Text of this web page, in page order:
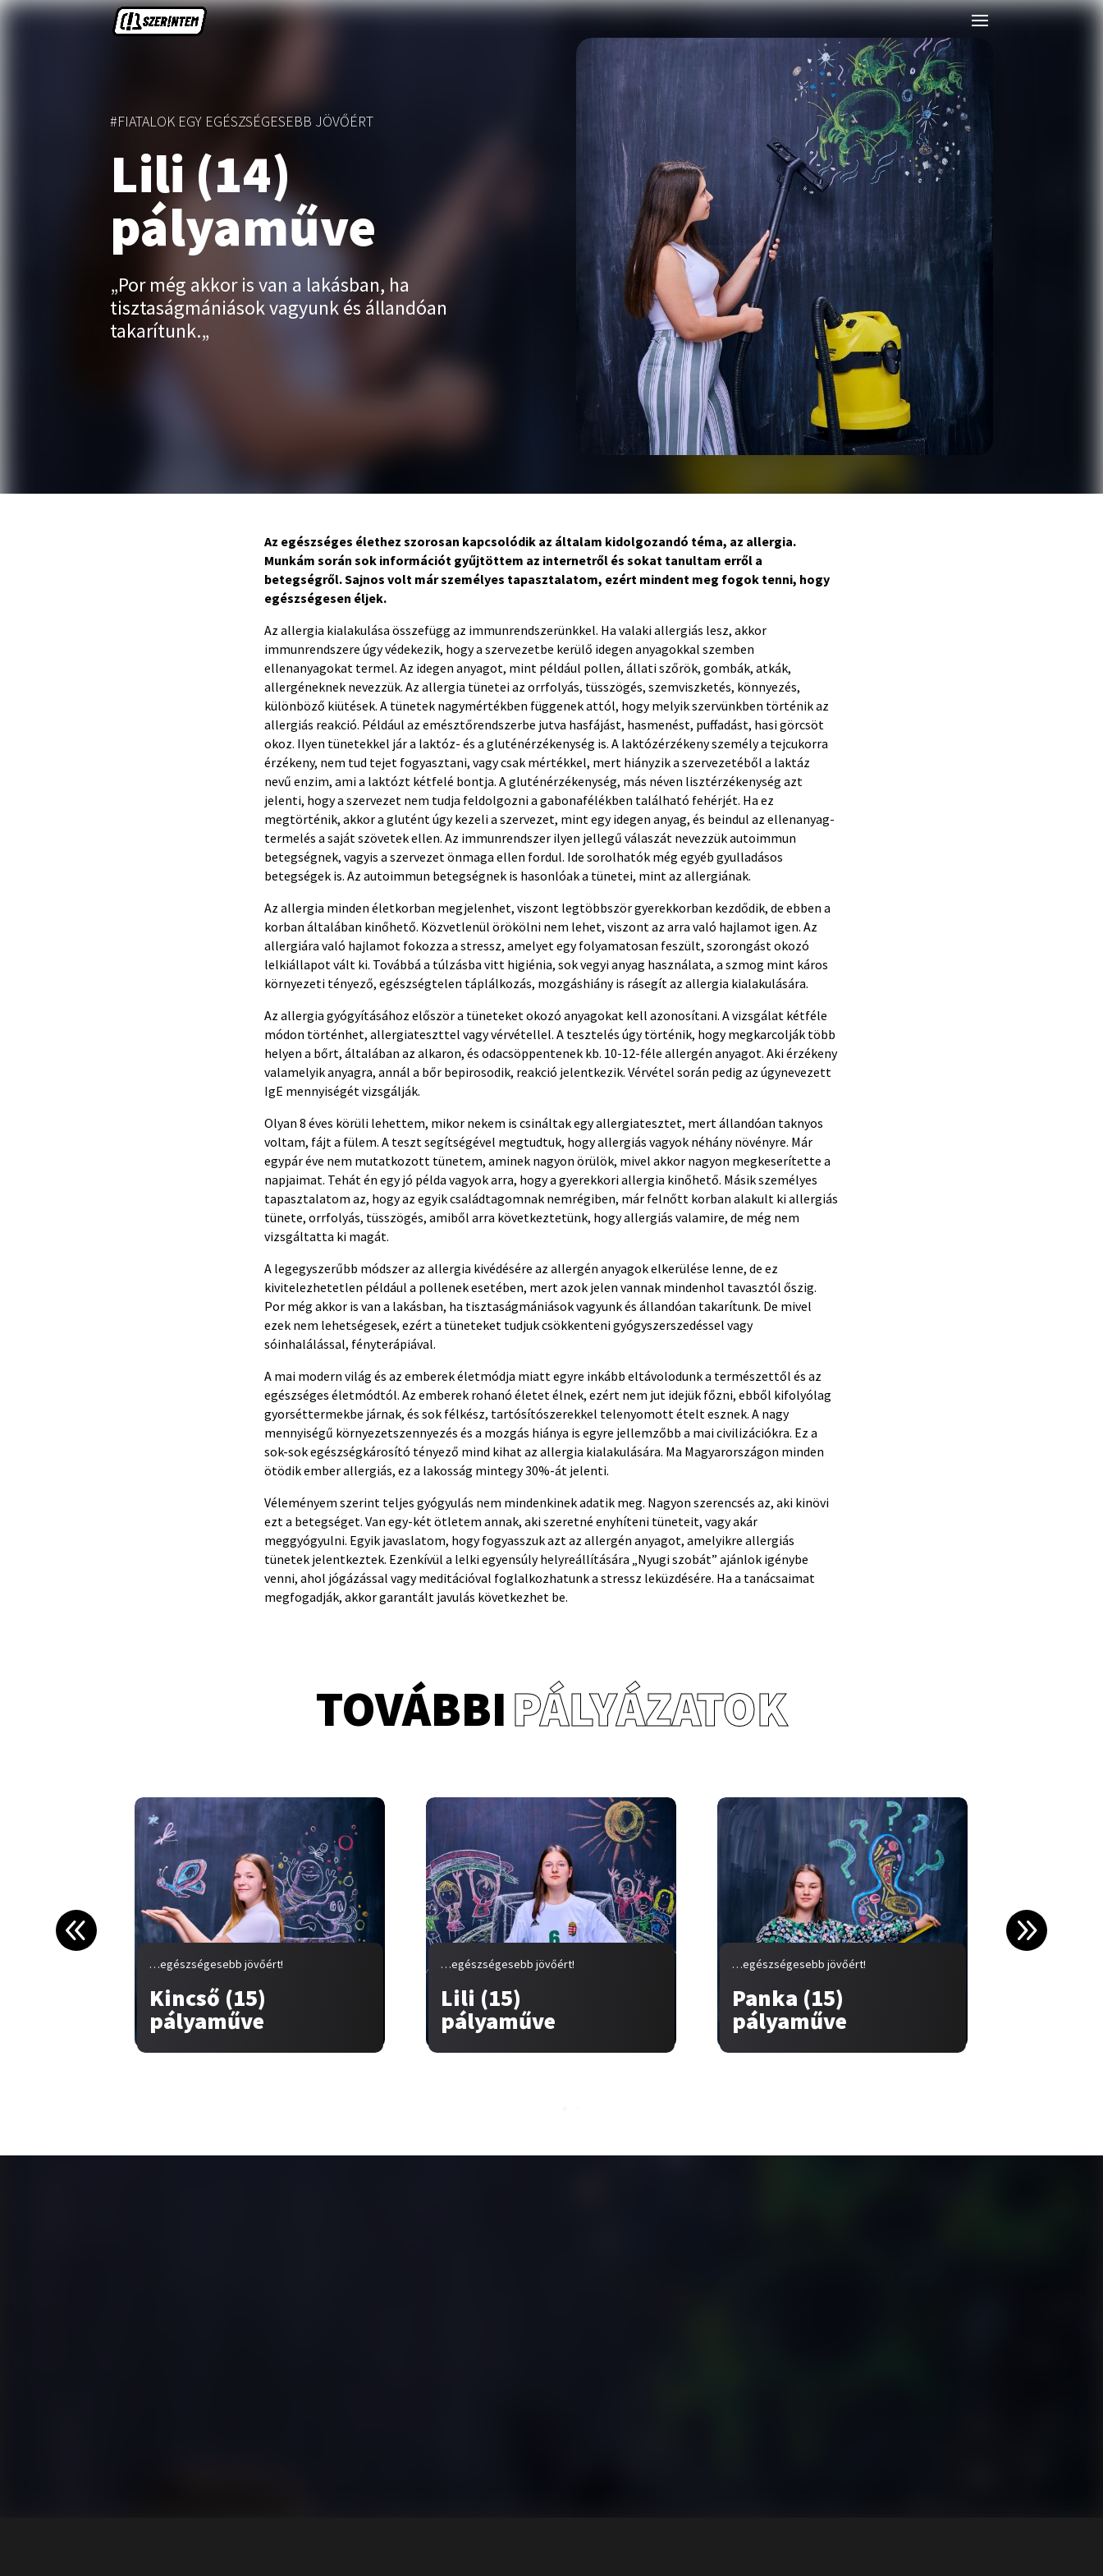
#FIATALOK EGY EGÉSZSÉGESEBB JÖVŐÉRT
Lili (14)
pályaműve
„Por még akkor is van a lakásban, ha
tisztaságmániások vagyunk és állandóan
takarítunk.„
Az egészséges élethez szorosan kapcsolódik az általam kidolgozandó téma, az allergia.
Munkám során sok információt gyűjtöttem az internetről és sokat tanultam erről a
betegségről. Sajnos volt már személyes tapasztalatom, ezért mindent meg fogok tenni, hogy
egészségesen éljek.
Az allergia kialakulása összefügg az immunrendszerünkkel. Ha valaki allergiás lesz, akkor
immunrendszere úgy védekezik, hogy a szervezetbe kerülő idegen anyagokkal szemben
ellenanyagokat termel. Az idegen anyagot, mint például pollen, állati szőrök, gombák, atkák,
allergéneknek nevezzük. Az allergia tünetei az orrfolyás, tüsszögés, szemviszketés, könnyezés,
különböző kiütések. A tünetek nagymértékben függenek attól, hogy melyik szervünkben történik az
allergiás reakció. Például az emésztőrendszerbe jutva hasfájást, hasmenést, puffadást, hasi görcsöt
okoz. Ilyen tünetekkel jár a laktóz- és a gluténérzékenység is. A laktózérzékeny személy a tejcukorra
érzékeny, nem tud tejet fogyasztani, vagy csak mértékkel, mert hiányzik a szervezetéből a laktáz
nevű enzim, ami a laktózt kétfelé bontja. A gluténérzékenység, más néven lisztérzékenység azt
jelenti, hogy a szervezet nem tudja feldolgozni a gabonafélékben található fehérjét. Ha ez
megtörténik, akkor a glutént úgy kezeli a szervezet, mint egy idegen anyag, és beindul az ellenanyag-
termelés a saját szövetek ellen. Az immunrendszer ilyen jellegű válaszát nevezzük autoimmun
betegségnek, vagyis a szervezet önmaga ellen fordul. Ide sorolhatók még egyéb gyulladásos
betegségek is. Az autoimmun betegségnek is hasonlóak a tünetei, mint az allergiának.
Az allergia minden életkorban megjelenhet, viszont legtöbbször gyerekkorban kezdődik, de ebben a
korban általában kinőhető. Közvetlenül örökölni nem lehet, viszont az arra való hajlamot igen. Az
allergiára való hajlamot fokozza a stressz, amelyet egy folyamatosan feszült, szorongást okozó
lelkiállapot vált ki. Továbbá a túlzásba vitt higiénia, sok vegyi anyag használata, a szmog mint káros
környezeti tényező, egészségtelen táplálkozás, mozgáshiány is rásegít az allergia kialakulására.
Az allergia gyógyításához először a tüneteket okozó anyagokat kell azonosítani. A vizsgálat kétféle
módon történhet, allergiateszttel vagy vérvétellel. A tesztelés úgy történik, hogy megkarcolják több
helyen a bőrt, általában az alkaron, és odacsöppentenek kb. 10-12-féle allergén anyagot. Aki érzékeny
valamelyik anyagra, annál a bőr bepirosodik, reakció jelentkezik. Vérvétel során pedig az úgynevezett
IgE mennyiségét vizsgálják.
Olyan 8 éves körüli lehettem, mikor nekem is csináltak egy allergiatesztet, mert állandóan taknyos
voltam, fájt a fülem. A teszt segítségével megtudtuk, hogy allergiás vagyok néhány növényre. Már
egypár éve nem mutatkozott tünetem, aminek nagyon örülök, mivel akkor nagyon megkeserítette a
napjaimat. Tehát én egy jó példa vagyok arra, hogy a gyerekkori allergia kinőhető. Másik személyes
tapasztalatom az, hogy az egyik családtagomnak nemrégiben, már felnőtt korban alakult ki allergiás
tünete, orrfolyás, tüsszögés, amiből arra következtetünk, hogy allergiás valamire, de még nem
vizsgáltatta ki magát.
A legegyszerűbb módszer az allergia kivédésére az allergén anyagok elkerülése lenne, de ez
kivitelezhetetlen például a pollenek esetében, mert azok jelen vannak mindenhol tavasztól őszig.
Por még akkor is van a lakásban, ha tisztaságmániások vagyunk és állandóan takarítunk. De mivel
ezek nem lehetségesek, ezért a tüneteket tudjuk csökkenteni gyógyszerszedéssel vagy
sóinhalálással, fényterápiával.
A mai modern világ és az emberek életmódja miatt egyre inkább eltávolodunk a természettől és az
egészséges életmódtól. Az emberek rohanó életet élnek, ezért nem jut idejük főzni, ebből kifolyólag
gyorséttermekbe járnak, és sok félkész, tartósítószerekkel telenyomott ételt esznek. A nagy
mennyiségű környezetszennyezés és a mozgás hiánya is egyre jellemzőbb a mai civilizációkra. Ez a
sok-sok egészségkárosító tényező mind kihat az allergia kialakulására. Ma Magyarországon minden
ötödik ember allergiás, ez a lakosság mintegy 30%-át jelenti.
Véleményem szerint teljes gyógyulás nem mindenkinek adatik meg. Nagyon szerencsés az, aki kinövi
ezt a betegséget. Van egy-két ötletem annak, aki szeretné enyhíteni tüneteit, vagy akár
meggyógyulni. Egyik javaslatom, hogy fogyasszuk azt az allergén anyagot, amelyikre allergiás
tünetek jelentkeztek. Ezenkívül a lelki egyensúly helyreállítására „Nyugi szobát” ajánlok igénybe
venni, ahol jógázással vagy meditációval foglalkozhatunk a stressz leküzdésére. Ha a tanácsaimat
megfogadják, akkor garantált javulás következhet be.
TOVÁBBIPÁLYÁZATOK
…egészségesebb jövőért!
Kincső (15)
pályaműve
…egészségesebb jövőért!
Lili (15)
pályaműve
…egészségesebb jövőért!
Panka (15)
pályaműve